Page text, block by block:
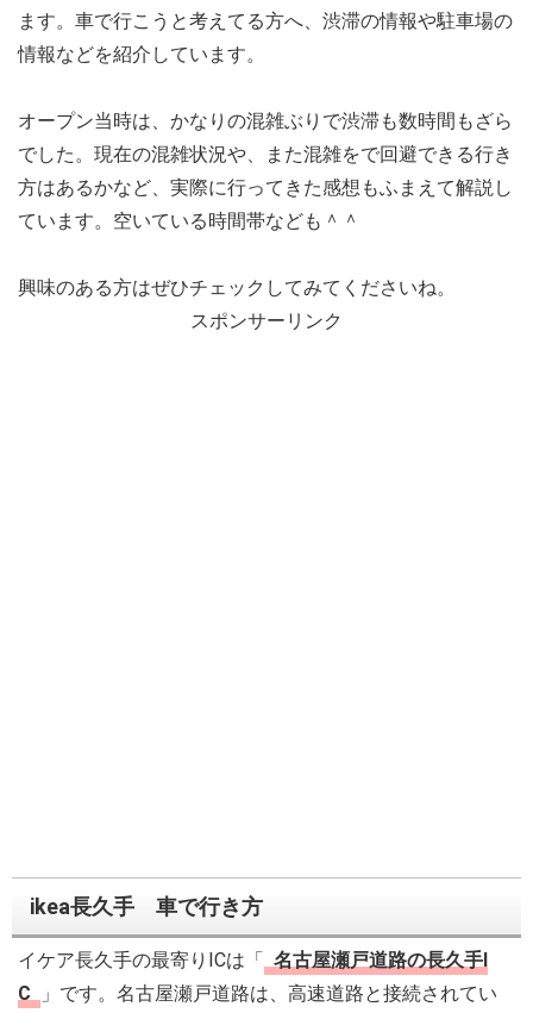
ます。車で行こうと考えてる方へ、渋滞の情報や駐車場の
情報などを紹介しています。
オープン当時は、かなりの混雑ぶりで渋滞も数時間もざら
でした。現在の混雑状況や、また混雑をで回避できる行き
方はあるかなど、実際に行ってきた感想もふまえて解説し
ています。空いている時間帯なども＾＾
興味のある方はぜひチェックしてみてくださいね。
スポンサーリンク
ikea長久手 車で行き方
イケア長久手の最寄りICは「 名古屋瀬戸道路の長久手I
C
」です。名古屋瀬戸道路は、高速道路と接続されてい